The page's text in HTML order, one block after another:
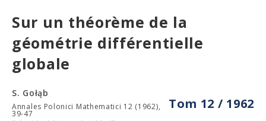
Sur un théorème de la
géométrie différentielle
globale
Tom 12 / 1962
S. Gołąb
Annales Polonici Mathematici 12 (1962),
39-47